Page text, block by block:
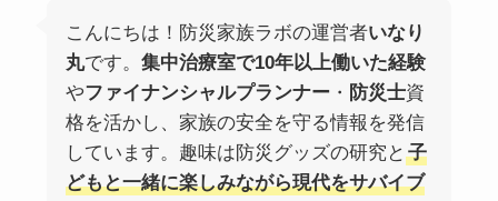
こんにちは！防災家族ラボの運営者いなり
丸です。 集中治療室で10年以上働いた経験
やファイナンシャルプランナー・ 防災士資
格を活かし、家族の安全を守る情報を発信
しています。趣味は防災グッズの研究と 子
どもと一緒に楽しみながら現代をサバイブ